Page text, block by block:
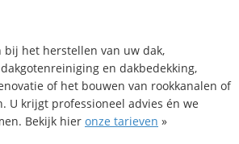
bij het herstellen van uw dak,
en dakbedekking,
of het bouwen van rookkanalen of
U krijgt professioneel advies én we
Bekijk hier onze tarieven »